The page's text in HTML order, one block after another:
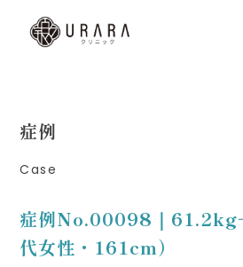
症例
Case
症例No.00098｜
代女性・161cm）